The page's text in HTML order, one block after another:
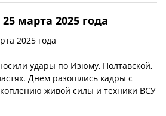
марта 2025 года
2025 года
удары по Изюму, Полтавской,
Днем разошлись кадры с
живой силы и техники ВСУ